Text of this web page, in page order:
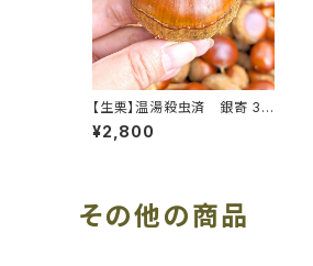
【生栗】温湯殺虫済 銀寄 3L
サイズ 1Kg
¥2,800
その他の商品